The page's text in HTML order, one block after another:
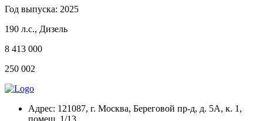
Год выпуска: 2025
190 л.с., Дизель
8 413 000
250 002
Адрес: 121087, г. Москва, Береговой пр-д, д. 5А, к. 1,